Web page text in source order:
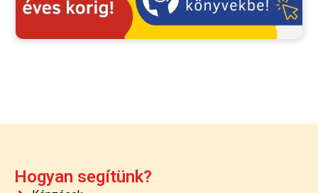
Hogyan segítünk?